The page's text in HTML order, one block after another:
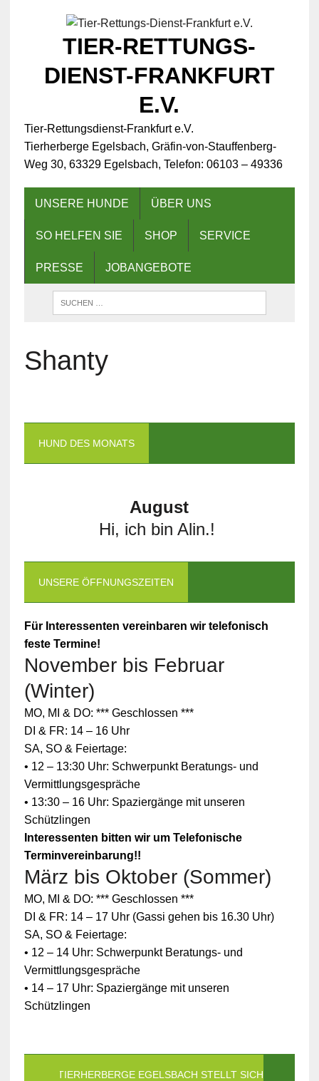
TIER-RETTUNGS-
DIENST-FRANKFURT
E.V.
Tier-Rettungsdienst-Frankfurt e.V.
Tierherberge Egelsbach, Gräfin-von-Stauffenberg-
Weg 30, 63329 Egelsbach, Telefon: 06103 – 49336
UNSERE HUNDE ÜBER UNS
SO HELFEN SIE SHOP SERVICE
PRESSE JOBANGEBOTE
Shanty
HUND DES MONATS
August
Hi, ich bin Alin.!
UNSERE ÖFFNUNGSZEITEN
Für Interessenten vereinbaren wir telefonisch
feste Termine!
November bis Februar
(Winter)
MO, MI & DO: *** Geschlossen ***
DI & FR: 14 – 16 Uhr
SA, SO & Feiertage:
• 12 – 13:30 Uhr: Schwerpunkt Beratungs- und
Vermittlungsgespräche
• 13:30 – 16 Uhr: Spaziergänge mit unseren
Schützlingen
Interessenten bitten wir um Telefonische
Terminvereinbarung!!
März bis Oktober (Sommer)
MO, MI & DO: *** Geschlossen ***
DI & FR: 14 – 17 Uhr (Gassi gehen bis 16.30 Uhr)
SA, SO & Feiertage:
• 12 – 14 Uhr: Schwerpunkt Beratungs- und
Vermittlungsgespräche
• 14 – 17 Uhr: Spaziergänge mit unseren
Schützlingen
DIE TIERHERBERGE EGELSBACH STELLT SICH